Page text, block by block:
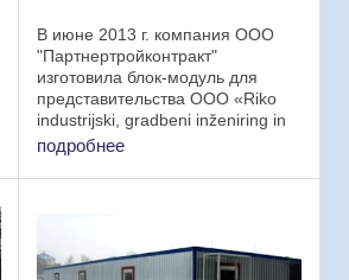
В июне 2013 г. компания ООО
"Партнертройконтракт"
изготовила блок-модуль для
представительства ООО «Riko
industrijski, gradbeni inženiring in
leasing d.o.o.». Блок-модуль
состоит из 4-х блок-контейнеров
подробнее